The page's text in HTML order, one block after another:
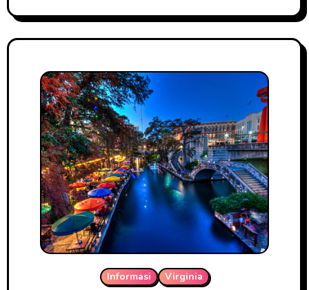
Informasi Virginia